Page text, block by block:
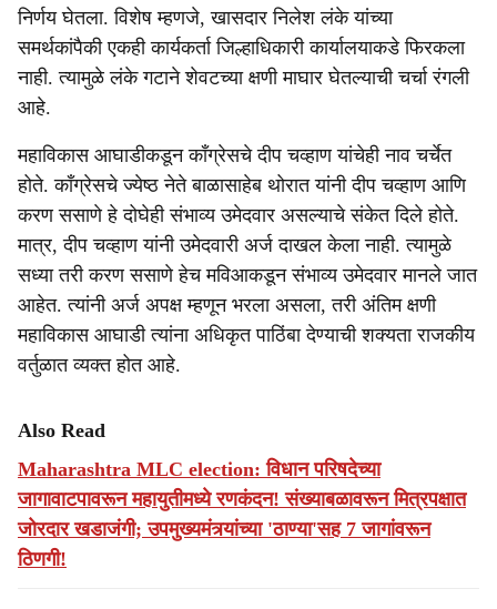
निर्णय घेतला. विशेष म्हणजे, खासदार निलेश लंके यांच्या
समर्थकांपैकी एकही कार्यकर्ता जिल्हाधिकारी कार्यालयाकडे फिरकला
नाही. त्यामुळे लंके गटाने शेवटच्या क्षणी माघार घेतल्याची चर्चा रंगली
आहे.
महाविकास आघाडीकडून काँग्रेसचे दीप चव्हाण यांचेही नाव चर्चेत
होते. काँग्रेसचे ज्येष्ठ नेते बाळासाहेब थोरात यांनी दीप चव्हाण आणि
करण ससाणे हे दोघेही संभाव्य उमेदवार असल्याचे संकेत दिले होते.
मात्र, दीप चव्हाण यांनी उमेदवारी अर्ज दाखल केला नाही. त्यामुळे
सध्या तरी करण ससाणे हेच मविआकडून संभाव्य उमेदवार मानले जात
आहेत. त्यांनी अर्ज अपक्ष म्हणून भरला असला, तरी अंतिम क्षणी
महाविकास आघाडी त्यांना अधिकृत पाठिंबा देण्याची शक्यता राजकीय
वर्तुळात व्यक्त होत आहे.
Also Read
Maharashtra MLC election: विधान परिषदेच्या
जागावाटपावरून महायुतीमध्ये रणकंदन! संख्याबळावरून मित्रपक्षात
जोरदार खडाजंगी; उपमुख्यमंत्र्यांच्या 'ठाण्या'सह 7 जागांवरून
ठिणगी!